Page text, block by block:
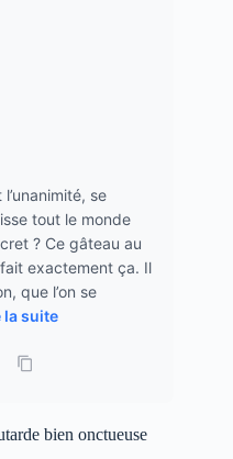
se
tout le monde
? Ce gâteau au
exactement ça. Il
que l’on se
la suite
bien onctueuse